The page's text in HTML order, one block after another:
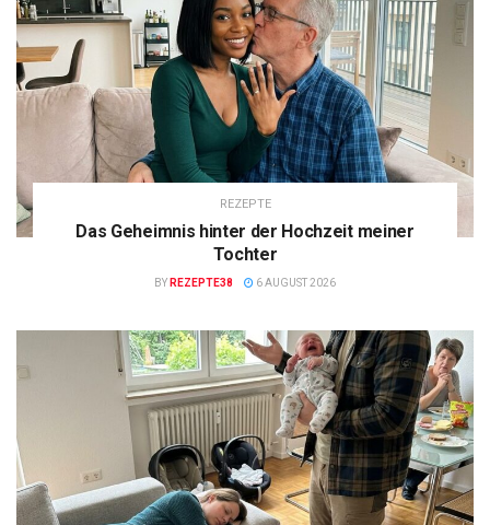
REZEPTE
Das Geheimnis hinter der Hochzeit meiner
Tochter
BY REZEPTE38 6 AUGUST 2026